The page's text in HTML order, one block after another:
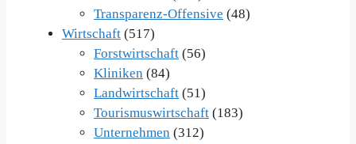
Transparenz-Offensive (48)
Wirtschaft (517)
Forstwirtschaft (56)
Kliniken (84)
Landwirtschaft (51)
Tourismuswirtschaft (183)
Unternehmen (312)